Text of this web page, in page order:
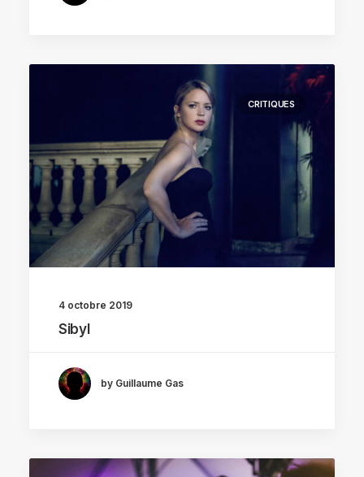
CRITIQUES
4 octobre 2019
Sibyl
by Guillaume Gas